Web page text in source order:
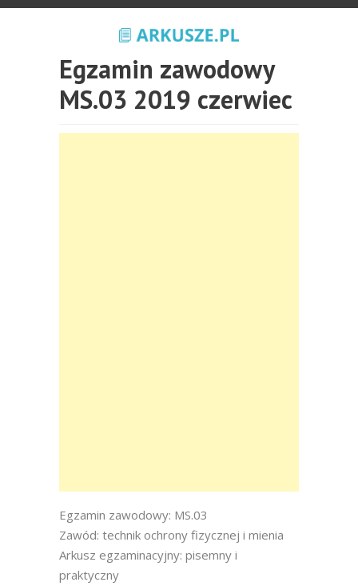
Egzamin zawodowy
MS.03 2019 czerwiec
Egzamin zawodowy: MS.03
Zawód: technik ochrony fizycznej i mienia
Arkusz egzaminacyjny: pisemny i
praktyczny